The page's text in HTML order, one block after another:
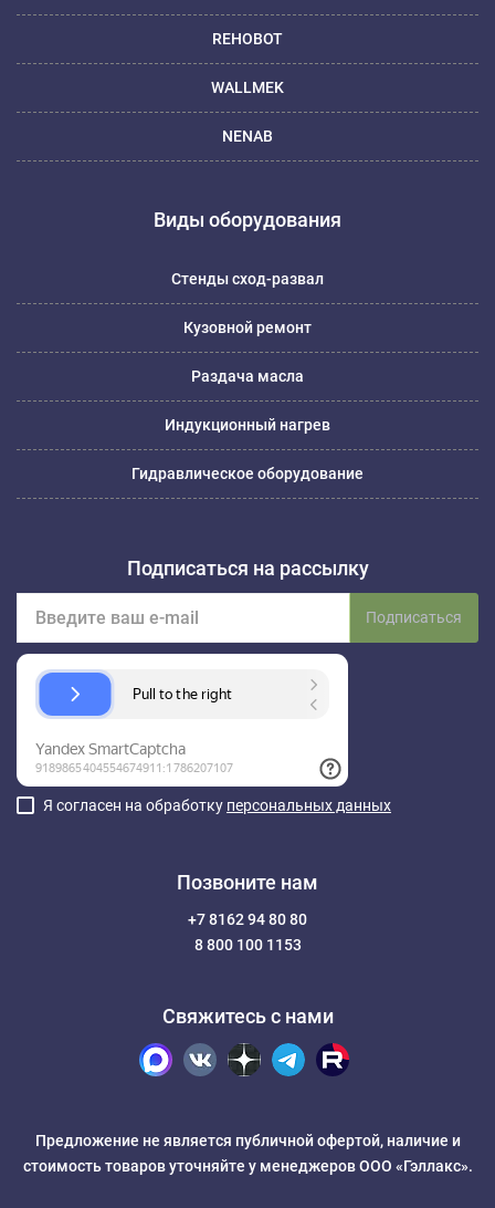
REHOBOT
WALLMEK
NENAB
Виды оборудования
Стенды сход-развал
Кузовной ремонт
Раздача масла
Индукционный нагрев
Гидравлическое оборудование
Подписаться на рассылку
Подписаться
Я согласен на обработку персональных данных
Позвоните нам
+7 8162 94 80 80
8 800 100 1153
Свяжитесь с нами
Предложение не является публичной офертой, наличие и
стоимость товаров уточняйте у менеджеров ООО «Гэллакс».